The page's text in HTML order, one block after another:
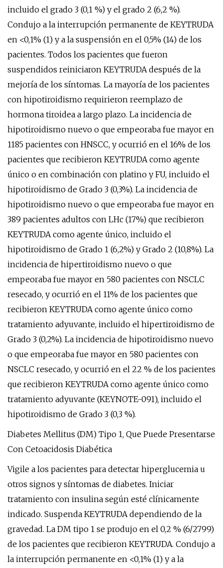
incluido el grado 3 (0,1 %) y el grado 2 (6,2 %).
Condujo a la interrupción permanente de KEYTRUDA
en <0,1% (1) y a la suspensión en el 0,5% (14) de los
pacientes. Todos los pacientes que fueron
suspendidos reiniciaron KEYTRUDA después de la
mejoría de los síntomas. La mayoría de los pacientes
con hipotiroidismo requirieron reemplazo de
hormona tiroidea a largo plazo. La incidencia de
hipotiroidismo nuevo o que empeoraba fue mayor en
1185 pacientes con HNSCC, y ocurrió en el 16% de los
pacientes que recibieron KEYTRUDA como agente
único o en combinación con platino y FU, incluido el
hipotiroidismo de Grado 3 (0,3%). La incidencia de
hipotiroidismo nuevo o que empeoraba fue mayor en
389 pacientes adultos con LHc (17%) que recibieron
KEYTRUDA como agente único, incluido el
hipotiroidismo de Grado 1 (6,2%) y Grado 2 (10,8%). La
incidencia de hipertiroidismo nuevo o que
empeoraba fue mayor en 580 pacientes con NSCLC
resecado, y ocurrió en el 11% de los pacientes que
recibieron KEYTRUDA como agente único como
tratamiento adyuvante, incluido el hipertiroidismo de
Grado 3 (0,2%). La incidencia de hipotiroidismo nuevo
o que empeoraba fue mayor en 580 pacientes con
NSCLC resecado, y ocurrió en el 22 % de los pacientes
que recibieron KEYTRUDA como agente único como
tratamiento adyuvante (KEYNOTE-091), incluido el
hipotiroidismo de Grado 3 (0,3 %).
Diabetes Mellitus (DM) Tipo 1, Que Puede Presentarse
Con Cetoacidosis Diabética
Vigile a los pacientes para detectar hiperglucemia u
otros signos y síntomas de diabetes. Iniciar
tratamiento con insulina según esté clínicamente
indicado. Suspenda KEYTRUDA dependiendo de la
gravedad. La DM tipo 1 se produjo en el 0,2 % (6/2799)
de los pacientes que recibieron KEYTRUDA. Condujo a
la interrupción permanente en <0,1% (1) y a la